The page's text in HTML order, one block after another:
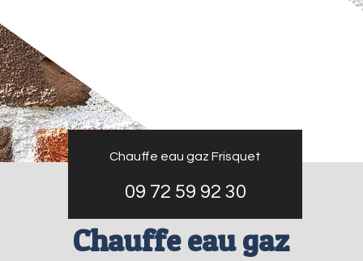
Chauffe eau gaz Frisquet
09 72 59 92 30
Chauffe eau gaz